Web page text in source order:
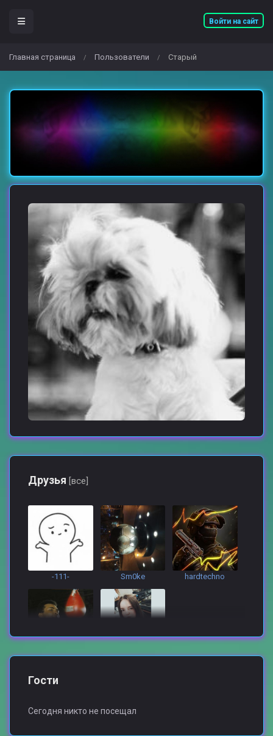
Войти на сайт
Главная страница / Пользователи / Старый
Друзья [все]
-111- Sm0ke hardtechno
Гости
Сегодня никто не посещал